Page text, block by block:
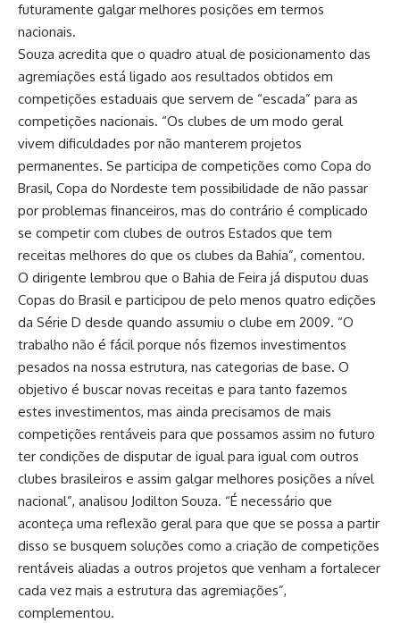
futuramente galgar melhores posições em termos
nacionais.
Souza acredita que o quadro atual de posicionamento das
agremiações está ligado aos resultados obtidos em
competições estaduais que servem de “escada” para as
competições nacionais. “Os clubes de um modo geral
vivem dificuldades por não manterem projetos
permanentes. Se participa de competições como Copa do
Brasil, Copa do Nordeste tem possibilidade de não passar
por problemas financeiros, mas do contrário é complicado
se competir com clubes de outros Estados que tem
receitas melhores do que os clubes da Bahia”, comentou.
O dirigente lembrou que o Bahia de Feira já disputou duas
Copas do Brasil e participou de pelo menos quatro edições
da Série D desde quando assumiu o clube em 2009. “O
trabalho não é fácil porque nós fizemos investimentos
pesados na nossa estrutura, nas categorias de base. O
objetivo é buscar novas receitas e para tanto fazemos
estes investimentos, mas ainda precisamos de mais
competições rentáveis para que possamos assim no futuro
ter condições de disputar de igual para igual com outros
clubes brasileiros e assim galgar melhores posições a nível
nacional”, analisou Jodilton Souza. “É necessário que
aconteça uma reflexão geral para que que se possa a partir
disso se busquem soluções como a criação de competições
rentáveis aliadas a outros projetos que venham a fortalecer
cada vez mais a estrutura das agremiações”,
complementou.